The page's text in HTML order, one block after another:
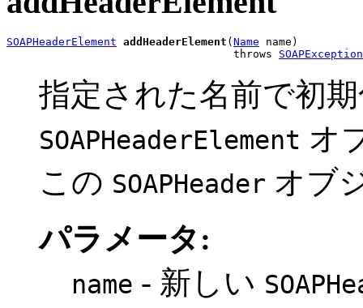
SOAPHeaderElement addHeaderElement ( Name name)
                                   throws
SOAPException
指定された名前で初
SOAPHeaderElement オ
この SOAPHeader オブ
パラメータ:
name - 新しい